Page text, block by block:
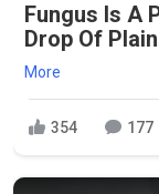
Fungus Is A
Drop Of
More
354 177